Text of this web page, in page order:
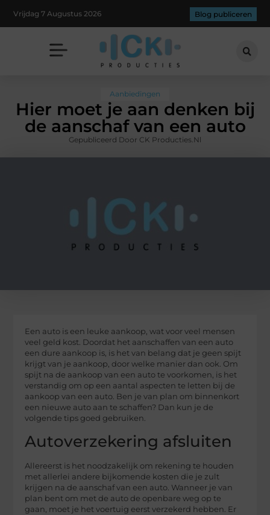
Vrijdag 7 Augustus 2026 Blog publiceren
Aanbiedingen
Hier moet je aan denken bij
de aanschaf van een auto
Gepubliceerd Door CK Producties.nl
Een auto is een leuke aankoop, wat voor veel mensen
veel geld kost. Doordat het aanschaffen van een auto
een dure aankoop is, is het van belang dat je geen spijt
krijgt van je aankoop, door welke manier dan ook. Om
spijt na de aankoop van een auto te voorkomen, is het
verstandig om op een aantal aspecten te letten bij de
aankoop van een auto. Ben je van plan om binnenkort
een nieuwe auto aan te schaffen? Dan kun je de
volgende tips goed gebruiken.
Autoverzekering afsluiten
Allereerst is het noodzakelijk om rekening te houden
met allerlei andere bijkomende kosten die je zult
krijgen na de aanschaf van een auto. Wanneer je van
plan bent om met de auto de openbare weg op te
gaan, moet je het voertuig eerst verzekerd hebben. Er